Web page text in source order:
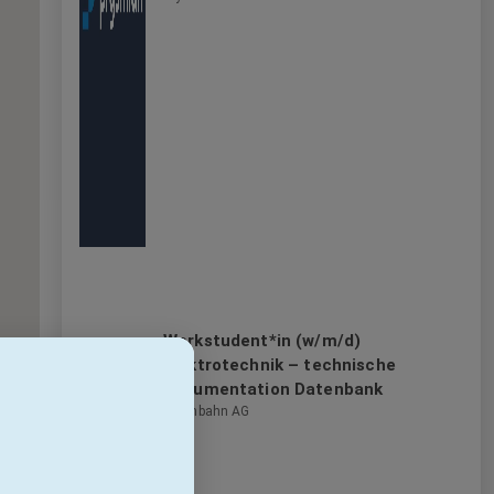
Werkstudent*in (w/m/d)
Elektrotechnik – technische
Dokumentation Datenbank
Rheinbahn AG